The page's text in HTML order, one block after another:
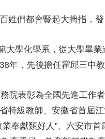
收視榜 總台企業白名單
姓們都會豎起大拇指，
大學化學系，從大學畢
年，先後擔任霍邱三中
院表彰為全國先進工作
特級教師、安徽省首屆
奉獻類好人”、六安市